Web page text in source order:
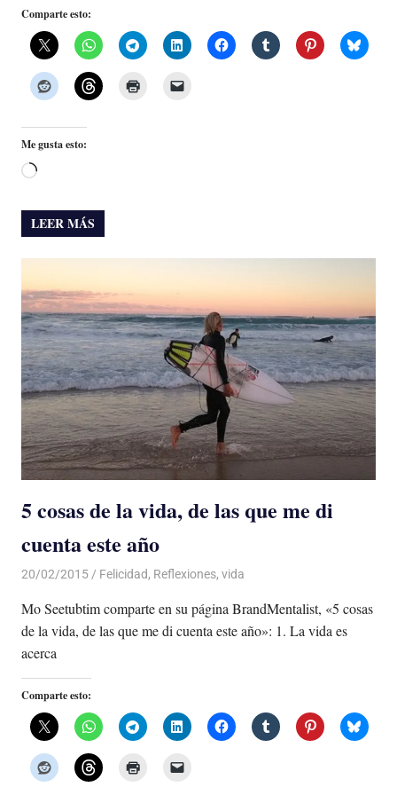
Comparte esto:
Me gusta esto:
Cargando...
LEER MÁS
5 cosas de la vida, de las que me di
cuenta este año
20/02/2015 De todo un Poco
Felicidad, Reflexiones, vida
Mo Seetubtim comparte en su página BrandMentalist, «5 cosas
de la vida, de las que me di cuenta este año»: 1. La vida es
acerca
Comparte esto: